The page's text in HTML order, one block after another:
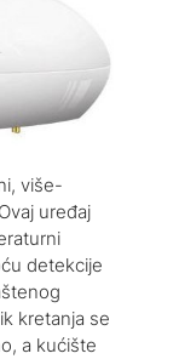
više-
uređaj
detekcije
kretanja se
a kućište